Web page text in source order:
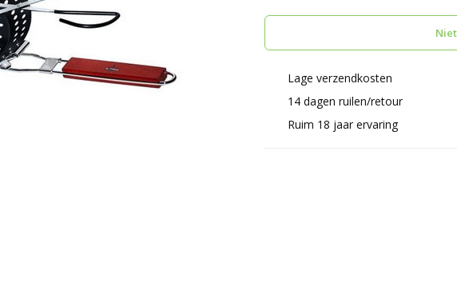
Lage verzendkosten
14 dagen ruilen/retour
Ruim 18 jaar ervaring